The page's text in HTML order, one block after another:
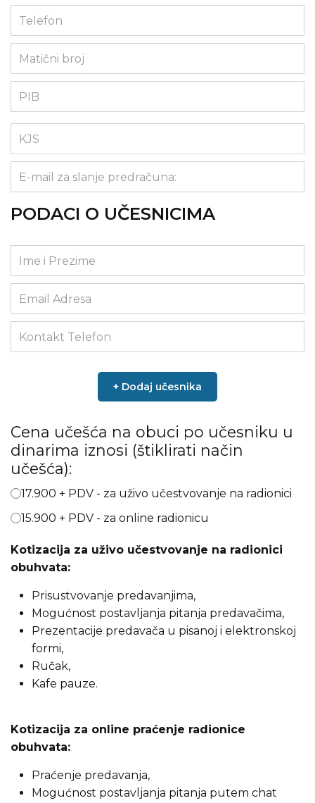
PODACI O UČESNICIMA
+ Dodaj učesnika
Cena učešća na obuci po učesniku u
dinarima iznosi (štiklirati način
učešća):
17.900 + PDV - za uživo učestvovanje na radionici
15.900 + PDV - za online radionicu
Kotizacija za uživo učestvovanje na radionici
obuhvata:
Prisustvovanje predavanjima,
Mogućnost postavljanja pitanja predavačima,
Prezentacije predavača u pisanoj i elektronskoj
formi,
Ručak,
Kafe pauze.
Kotizacija za online praćenje radionice
obuhvata:
Praćenje predavanja,
Mogućnost postavljanja pitanja putem chat